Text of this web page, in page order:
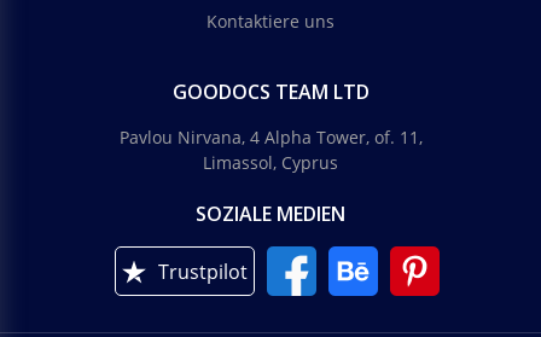
Kontaktiere uns
GOODOCS TEAM LTD
Pavlou Nirvana, 4 Alpha Tower, of. 11,
Limassol, Cyprus
SOZIALE MEDIEN
Trustpilot